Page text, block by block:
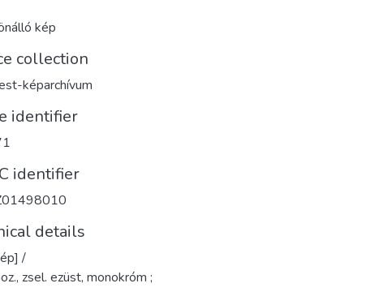
kép
collection
képarchívum
identifier
identifier
details
/
zsel. ezüst, monokróm ;